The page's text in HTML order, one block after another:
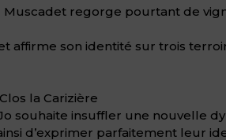
regorge pourtant de
affirme son identité sur trois
la Carizière
souhaite insuffler une nouvelle
d’exprimer parfaitement leur